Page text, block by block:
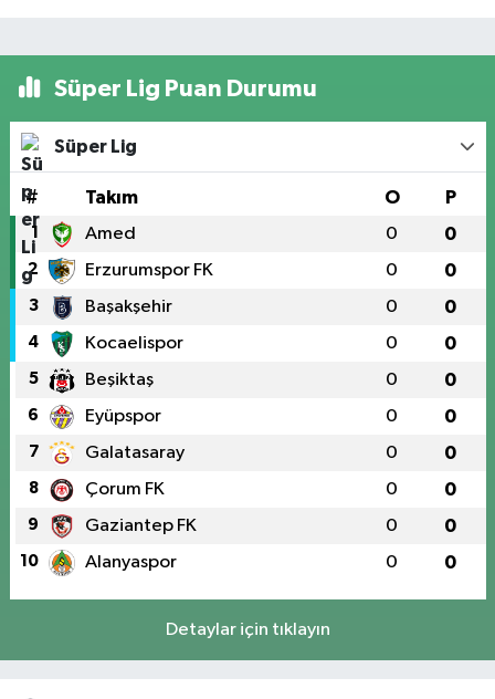
Süper Lig Puan Durumu
Süper Lig
# Takım O P
1 Amed 0 0
2 Erzurumspor FK 0 0
3 Başakşehir 0 0
4 Kocaelispor 0 0
5 Beşiktaş 0 0
6 Eyüpspor 0 0
7 Galatasaray 0 0
8 Çorum FK 0 0
9 Gaziantep FK 0 0
10 Alanyaspor 0 0
Detaylar için tıklayın